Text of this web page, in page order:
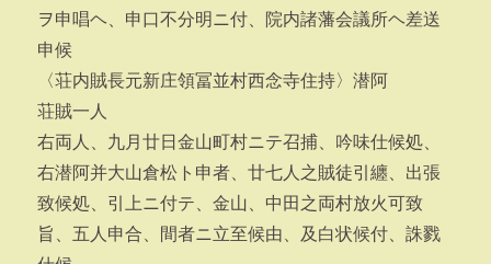
ヲ申唱ヘ、申口不分明ニ付、院内諸藩会議所ヘ差送
申候
〈荘内賊長元新庄領冨並村西念寺住持〉潜阿
荘賊一人
右両人、九月廿日金山町村ニテ召捕、吟味仕候処、
右潜阿并大山倉松ト申者、廿七人之賊徒引纏、出張
致候処、引上ニ付テ、金山、中田之両村放火可致
旨、五人申合、間者ニ立至候由、及白状候付、誅戮